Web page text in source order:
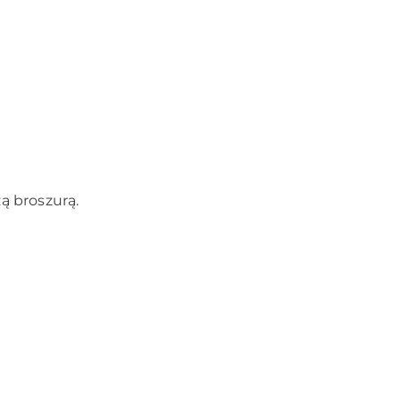
broszurą.